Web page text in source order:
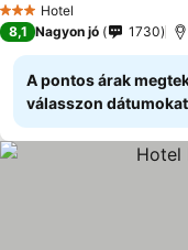
3 Kategória
Hotel
8,1 Nagyon jó 1730
A pontos árak
válasszon dátumokat